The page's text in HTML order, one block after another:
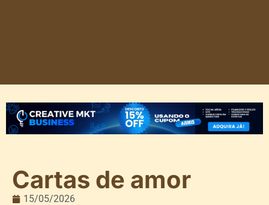
Cartas de amor
15/05/2026